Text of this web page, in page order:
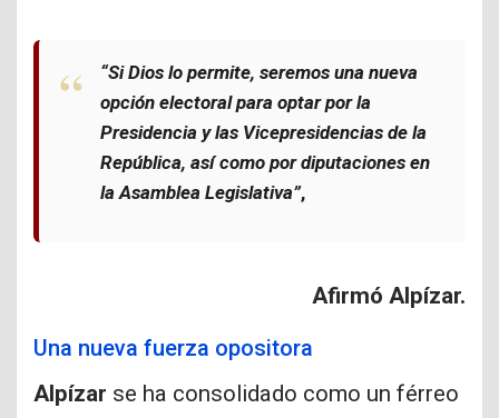
“Si Dios lo permite, seremos una nueva
opción electoral para optar por la
Presidencia y las Vicepresidencias de la
República, así como por diputaciones en
la Asamblea Legislativa”,
Afirmó Alpízar.
Una nueva fuerza opositora
Alpízar se ha consolidado como un férreo